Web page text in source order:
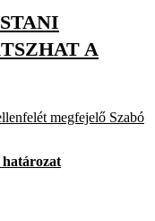
A
megfejelő Szabó
határozat